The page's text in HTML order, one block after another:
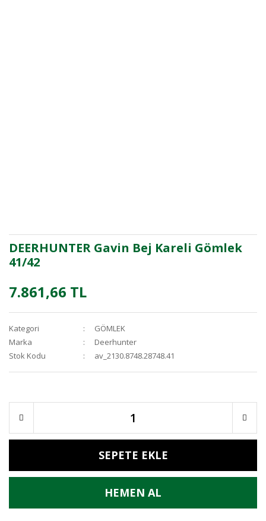
DEERHUNTER Gavin Bej Kareli Gömlek
41/42
7.861,66 TL
Kategori
GÖMLEK
Marka
Deerhunter
Stok Kodu
av_2130.8748.28748.41
SEPETE EKLE
HEMEN AL